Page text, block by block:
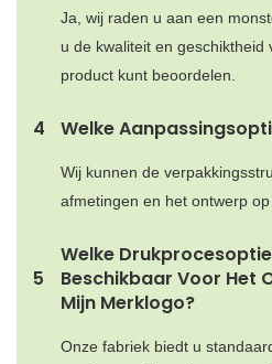
Ja, wij raden u aan een
u de kwaliteit en geschiktheid
product kunt beoordelen.
4 Welke
Wij kunnen de
afmetingen en het ontwerp op
5
Welke
Beschikbaar Voor Het
Mijn Merklogo?
Onze fabriek biedt u